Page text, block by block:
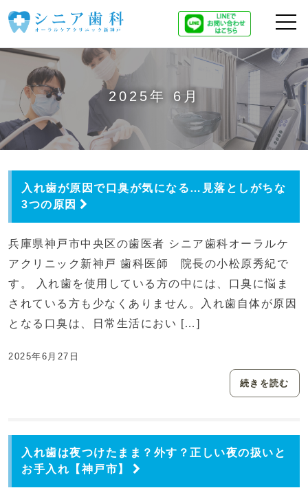
2025年 6月
入れ歯が原因で口臭が気になる…見落としがちな
3つの原因
兵庫県神戸市中央区の歯医者 シニア歯科オーラルケ
アクリニック新神戸 歯科医師 院長の小松原秀紀で
す。 入れ歯を使用している方の中には、口臭に悩ま
されている方も少なくありません。入れ歯自体が原因
となる口臭は、日常生活におい […]
2025年6月27日
続きを読む
入れ歯は夜つけたまま？外す？正しい夜の扱いと
お手入れ【神戸市】